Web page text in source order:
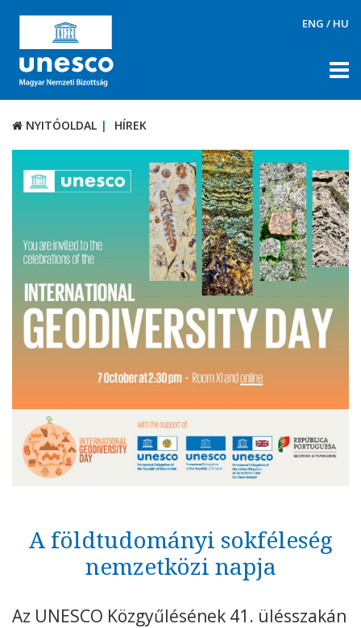
ENG / HU
NYITÓOLDAL HÍREK
TÉMÁK
DOKUMENTUMTÁR
PÁLYÁZATOK / DÍJAK
KAPCSOLAT
Adatkezelési tájékoztató Impresszum
NYITÓOLDAL HÍREK
A földtudományi sokféleség
nemzetközi napja
Az UNESCO Közgyűlésének 41. ülésszakán